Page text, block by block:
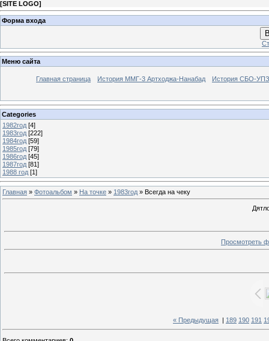
[SITE LOGO]
Форма входа
Меню сайта
Главная страница История ММГ-3 Артходжа-Нанабад История СБО-УПЗ
Categories
1982год [4]
1983год [222]
1984год [59]
1985год [79]
1986год [45]
1987год [81]
1988 год [1]
Главная » Фотоальбом » На точке » 1983год » Всегда на чеку
Просмотреть
« Предыдущая 189 190 191